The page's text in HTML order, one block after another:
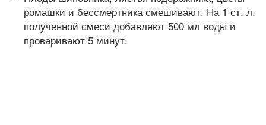
ромашки и бессмертника смешивают. На 1 ст. л.
полученной смеси добавляют 500 мл воды и
проваривают 5 минут.